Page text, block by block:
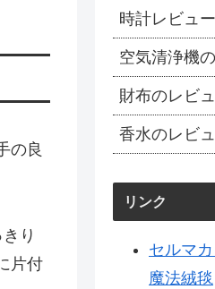
の良
り
片付
時計レビュー
空気清浄機
財布のレビ
香水のレビ
リンク
セルマ
魔法絨毯